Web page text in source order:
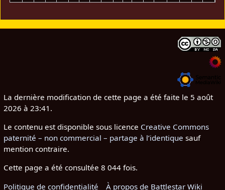
La dernière modification de cette page a été faite le 5 août
2026 à 23:41.
Le contenu est disponible sous licence Creative Commons
paternité – non commercial – partage à l’identique sauf
mention contraire.
Cette page a été consultée 8 044 fois.
Politique de confidentialité
À propos de Battlestar Wiki